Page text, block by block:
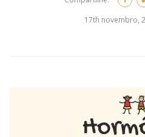
17th novembro,